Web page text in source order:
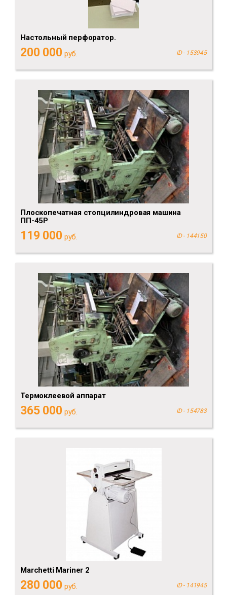
Настольный перфоратор.
200 000 руб. ID - 153945
Плоскопечатная стопцилиндровая машина
ПП-45Р
119 000 руб. ID - 144150
Термоклеевой аппарат
365 000 руб. ID - 154783
Marchetti Mariner 2
280 000 руб. ID - 141945